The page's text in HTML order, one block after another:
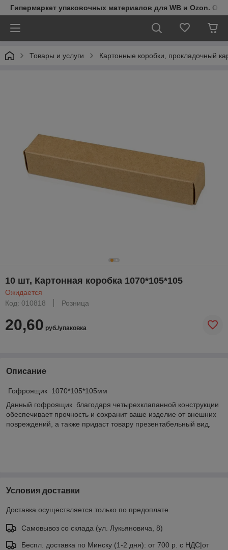
Гипермаркет упаковочных материалов для WB и Ozon.
Товары и услуги Картонные коробки, прокладочный
10 шт, Картонная коробка 1070*105*105
Ожидается
Код: 010818
Розница
20,60 руб./упаковка
Описание
Гофроящик 1070*105*105мм
Данный гофроящик благодаря четырехклапанной конструкции
обеспечивает прочность и сохранит ваше изделие от внешних
повреждений, а также придаст товару презентабельный вид.
Условия доставки
Доставка осуществляется только по предоплате.
Самовывоз со склада (ул. Лукьяновича, 8)
Беспл. доставка по Минску (1-2 дня): от 700 р. с НДС|от